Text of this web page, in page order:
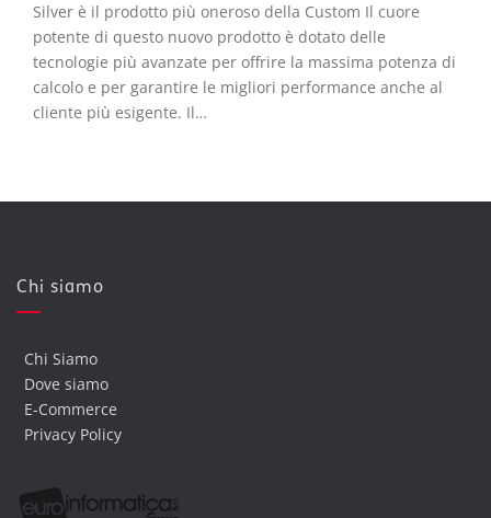
Silver è il prodotto più oneroso della Custom Il cuore
potente di questo nuovo prodotto è dotato delle
tecnologie più avanzate per offrire la massima potenza di
calcolo e per garantire le migliori performance anche al
cliente più esigente. Il…
Chi siamo
Chi Siamo
Dove siamo
E-Commerce
Privacy Policy